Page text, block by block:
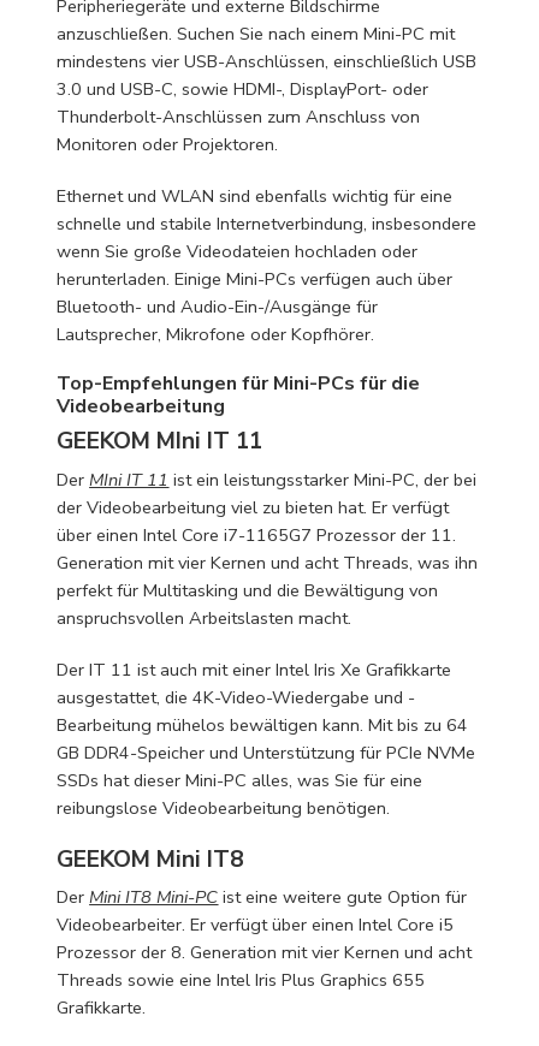
Peripheriegeräte und externe Bildschirme
anzuschließen. Suchen Sie nach einem Mini-PC mit
mindestens vier USB-Anschlüssen, einschließlich USB
3.0 und USB-C, sowie HDMI-, DisplayPort- oder
Thunderbolt-Anschlüssen zum Anschluss von
Monitoren oder Projektoren.
Ethernet und WLAN sind ebenfalls wichtig für eine
schnelle und stabile Internetverbindung, insbesondere
wenn Sie große Videodateien hochladen oder
herunterladen. Einige Mini-PCs verfügen auch über
Bluetooth- und Audio-Ein-/Ausgänge für
Lautsprecher, Mikrofone oder Kopfhörer.
Top-Empfehlungen für Mini-PCs für die
Videobearbeitung
GEEKOM MIni IT 11
DerMIni IT 11 ist ein leistungsstarker Mini-PC, der bei
der Videobearbeitung viel zu bieten hat. Er verfügt
über einen Intel Core i7-1165G7 Prozessor der 11.
Generation mit vier Kernen und acht Threads, was ihn
perfekt für Multitasking und die Bewältigung von
anspruchsvollen Arbeitslasten macht.
Der IT 11 ist auch mit einer Intel Iris Xe Grafikkarte
ausgestattet, die 4K-Video-Wiedergabe und -
Bearbeitung mühelos bewältigen kann. Mit bis zu 64
GB DDR4-Speicher und Unterstützung für PCIe NVMe
SSDs hat dieser Mini-PC alles, was Sie für eine
reibungslose Videobearbeitung benötigen.
GEEKOM Mini IT8
DerMini IT8 Mini-PC ist eine weitere gute Option für
Videobearbeiter. Er verfügt über einen Intel Core i5
Prozessor der 8. Generation mit vier Kernen und acht
Threads sowie eine Intel Iris Plus Graphics 655
Grafikkarte.